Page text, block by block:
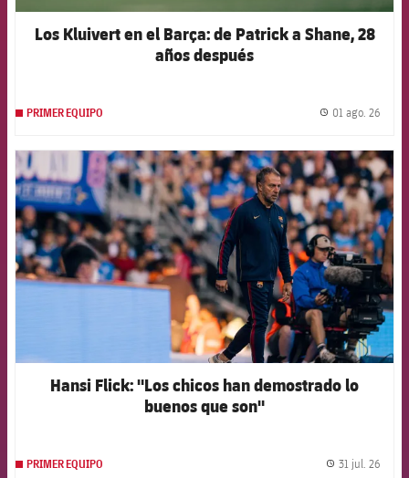
Los Kluivert en el Barça: de Patrick a Shane, 28
años después
PRIMER EQUIPO 01 ago. 26
FCB Barcelona badge
Hansi Flick: "Los chicos han demostrado lo
buenos que son"
PRIMER EQUIPO 31 jul. 26